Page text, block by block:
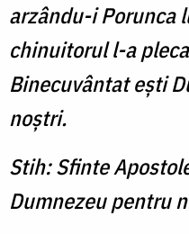
arzându-i Porunca
chinuitorul l-a
Binecuvântat eşti
noştri.
Stih: Sfinte
Dumnezeu pentru